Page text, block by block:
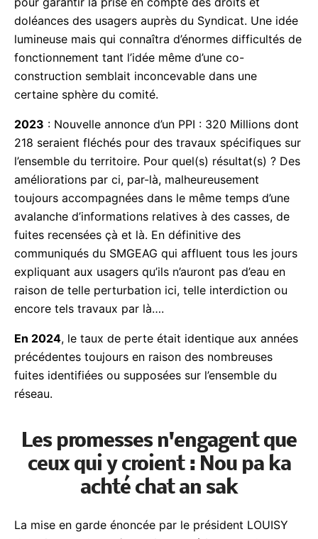
2021 : Le SMGEAG est créé avec cette spécificité
d’avoir à ses côtés, une Commission de
Surveillance. Celle-ci, largement souhaitée par les
associations pour garantir la prise en compte des
droits et doléances des usagers auprès du
Syndicat. Une idée lumineuse mais qui connaîtra
d’énormes difficultés de fonctionnement tant l’idée
même d’une co-construction semblait inconcevable
dans une certaine sphère du comité.
2023: Nouvelle annonce d’un PPI : 320 Millions
dont 218 seraient fléchés pour des travaux
spécifiques sur l’ensemble du territoire. Pour
quel(s) résultat(s) ? Des améliorations par ci, par-
là, malheureusement toujours accompagnées dans
le même temps d’une avalanche d’informations
relatives à des casses, de fuites recensées çà et là.
En définitive des communiqués du SMGEAG qui
affluent tous les jours expliquant aux usagers qu’ils
n’auront pas d’eau en raison de telle perturbation
ici, telle interdiction ou encore tels travaux par là….
En 2024
nombreuses fuites identifiées ou supposées sur
l’ensemble du réseau.
ceux qui y croient : Nou pa ka